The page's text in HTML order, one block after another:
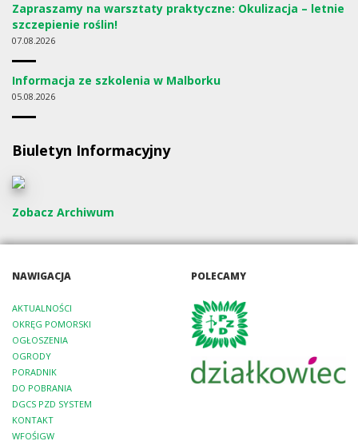
Zapraszamy na warsztaty praktyczne: Okulizacja – letnie
szczepienie roślin!
07 08.2026
Informacja ze szkolenia w Malborku
05 08.2026
Biuletyn Informacyjny
Zobacz Archiwum
NAWIGACJA
AKTUALNOŚCI
OKRĘG POMORSKI
OGŁOSZENIA
OGRODY
PORADNIK
DO POBRANIA
DGCS PZD SYSTEM
KONTAKT
WFOŚIGW
POLECAMY